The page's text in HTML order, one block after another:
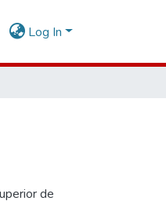
Log In
de